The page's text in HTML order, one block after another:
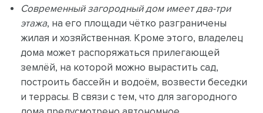
Современный загородный дом имеет два-три
этажа, на его площади чётко разграничены
жилая и хозяйственная. Кроме этого, владелец
дома может распоряжаться прилегающей
землёй, на которой можно вырастить сад,
построить бассейн и водоём, возвести беседки
и террасы. В связи с тем, что для загородного